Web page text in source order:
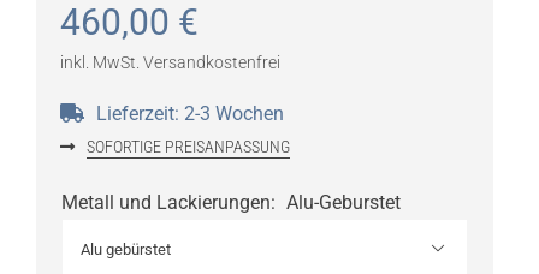
460,00 €
inkl. MwSt. Versandkostenfrei
Lieferzeit: 2-3 Wochen
SOFORTIGE PREISANPASSUNG
Metall und Lackierungen: Alu-Geburstet
